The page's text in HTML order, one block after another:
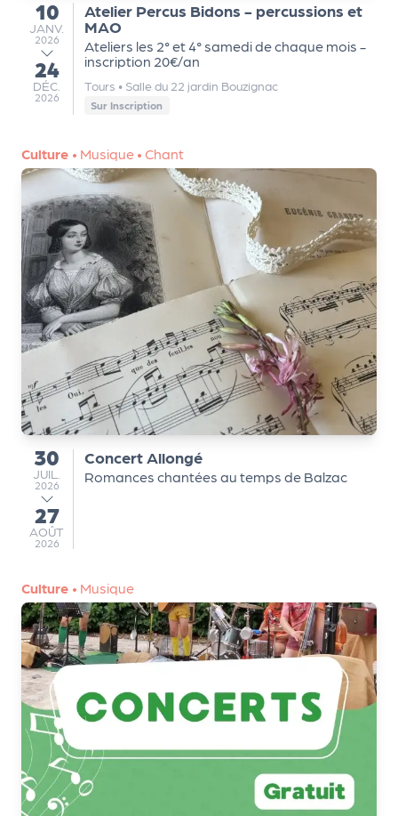
du
10
JANVIER
JANV.
2026
au
24
DÉCEMBRE
DÉC.
2026
Atelier Percus Bidons - percussions et
MAO
Ateliers les 2° et 4° samedi de chaque mois -
inscription 20€/an
Tours • Salle du 22 jardin Bouzignac
Sur Inscription
Culture • Musique • Chant
du
30
JUILLET
JUIL.
2026
au
27
AOÛT
AOÛT
2026
Concert Allongé
Romances chantées au temps de Balzac
Culture • Musique
m
e
n
n
n
u
a
ir
e
d
e
s
o
r
g
a
n
a
L
e
cl
u
b
d
s
p
a